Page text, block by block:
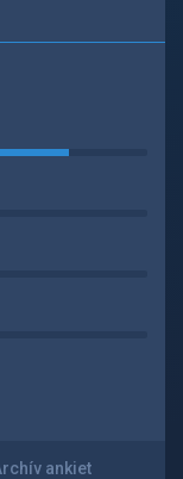
ankiet